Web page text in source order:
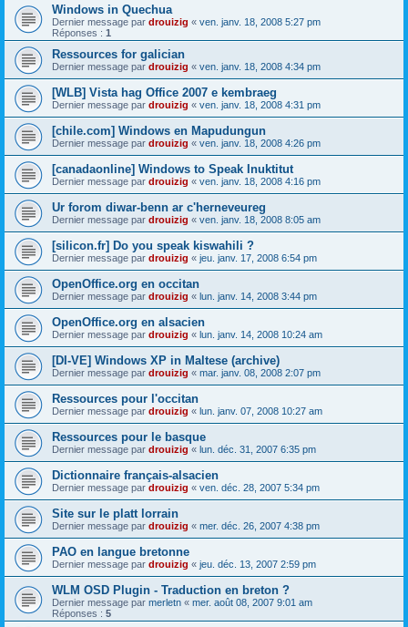
Windows in Quechua
Dernier message par drouizig « ven. janv. 18, 2008 5:27 pm
Réponses : 1
Ressources for galician
Dernier message par drouizig « ven. janv. 18, 2008 4:34 pm
[WLB] Vista hag Office 2007 e kembraeg
Dernier message par drouizig « ven. janv. 18, 2008 4:31 pm
[chile.com] Windows en Mapudungun
Dernier message par drouizig « ven. janv. 18, 2008 4:26 pm
[canadaonline] Windows to Speak Inuktitut
Dernier message par drouizig « ven. janv. 18, 2008 4:16 pm
Ur forom diwar-benn ar c'herneveureg
Dernier message par drouizig « ven. janv. 18, 2008 8:05 am
[silicon.fr] Do you speak kiswahili ?
Dernier message par drouizig « jeu. janv. 17, 2008 6:54 pm
OpenOffice.org en occitan
Dernier message par drouizig « lun. janv. 14, 2008 3:44 pm
OpenOffice.org en alsacien
Dernier message par drouizig « lun. janv. 14, 2008 10:24 am
[DI-VE] Windows XP in Maltese (archive)
Dernier message par drouizig « mar. janv. 08, 2008 2:07 pm
Ressources pour l'occitan
Dernier message par drouizig « lun. janv. 07, 2008 10:27 am
Ressources pour le basque
Dernier message par drouizig « lun. déc. 31, 2007 6:35 pm
Dictionnaire français-alsacien
Dernier message par drouizig « ven. déc. 28, 2007 5:34 pm
Site sur le platt lorrain
Dernier message par drouizig « mer. déc. 26, 2007 4:38 pm
PAO en langue bretonne
Dernier message par drouizig « jeu. déc. 13, 2007 2:59 pm
WLM OSD Plugin - Traduction en breton ?
Dernier message par merletn « mer. août 08, 2007 9:01 am
Réponses : 5